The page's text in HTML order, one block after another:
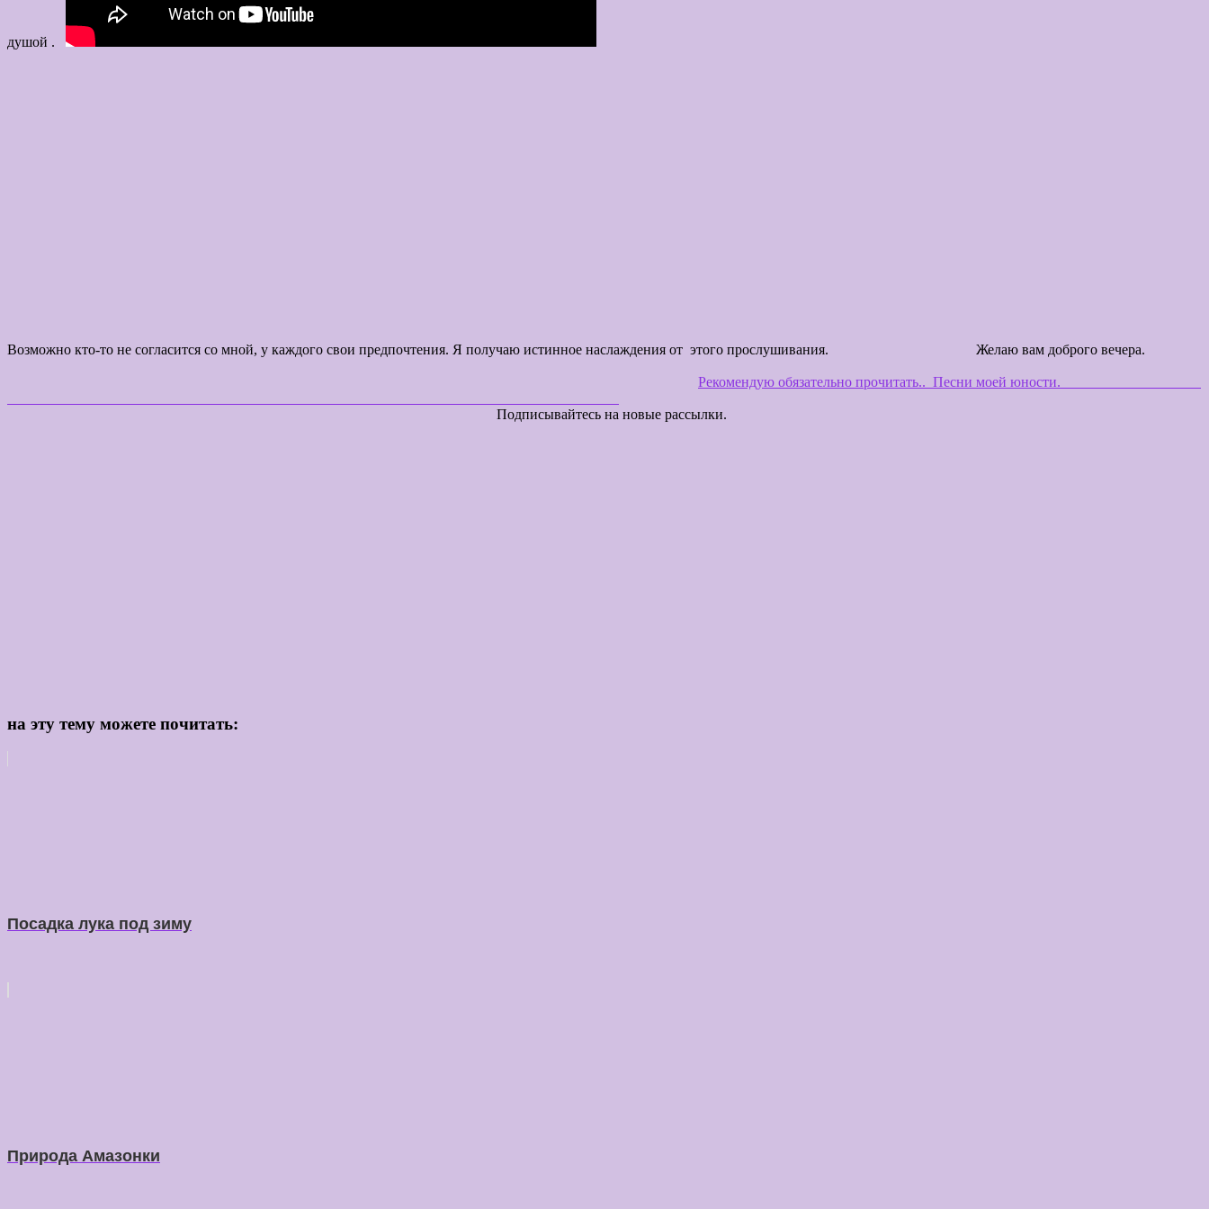
душой .
Возможно кто-то не согласится со мной, у каждого свои предпочтения. Я получаю истинное наслаждения от этого прослушивания. Желаю вам доброго вечера.
Рекомендую обязательно прочитать.. Песни моей юности.
Подписывайтесь на новые рассылки.
на эту тему можете почитать:
Посадка лука под зиму
Природа Амазонки